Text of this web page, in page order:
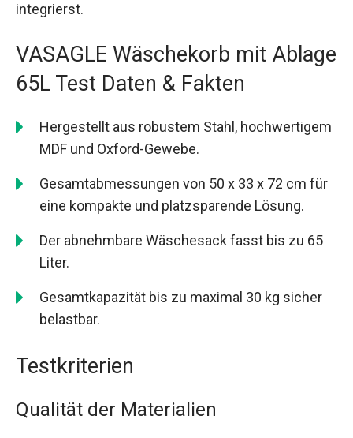
integrierst.
VASAGLE Wäschekorb mit Ablage
65L Test Daten & Fakten
Hergestellt aus robustem Stahl, hochwertigem
MDF und Oxford-Gewebe.
Gesamtabmessungen von 50 x 33 x 72 cm für
eine kompakte und platzsparende Lösung.
Der abnehmbare Wäschesack fasst bis zu 65
Liter.
Gesamtkapazität bis zu maximal 30 kg sicher
belastbar.
Testkriterien
Qualität der Materialien